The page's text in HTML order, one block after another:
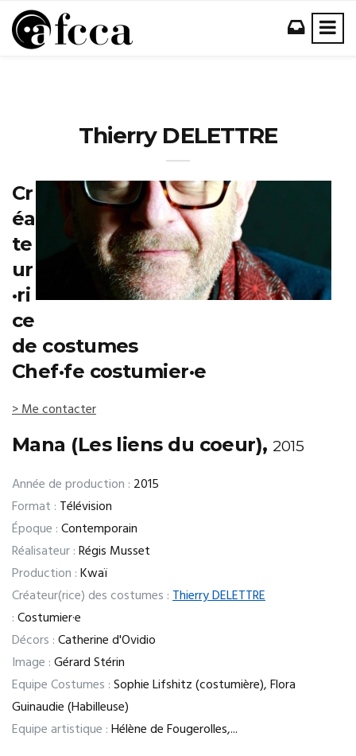
Thierry DELETTRE
Cr
éa
te
ur
·ri
ce
de costumes
Chef·fe costumier·e
> Me contacter
Mana (Les liens du coeur),2015
Année de production : 2015
Format : Télévision
Époque :Contemporain
Réalisateur :Régis Musset
Production :Kwaï
Créateur(rice) des costumes :Thierry DELETTRE
:Costumier·e
Décors :Catherine d'Ovidio
Image :Gérard Stérin
Equipe Costumes :Sophie Lifshitz (costumière), Flora
Guinaudie (Habilleuse)
Equipe artistique :Hélène de Fougerolles,...